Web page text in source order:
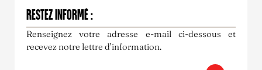
RESTEZ INFORMÉ :
Renseignez votre adresse e-mail ci-dessous et
recevez notre lettre d’information.